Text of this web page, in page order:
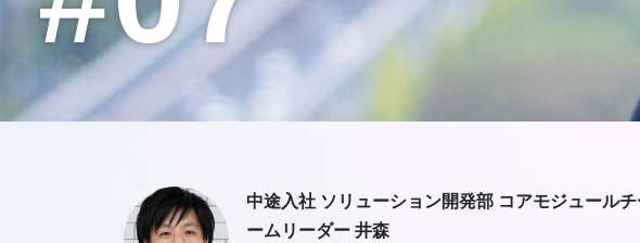
中途入社 ソリューション開発部 コアモジュール
ームリーダー 井森